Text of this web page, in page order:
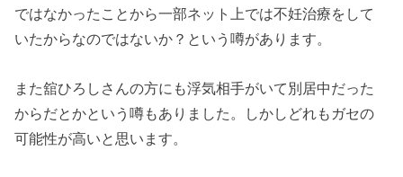
ではなかったことから一部ネット上では不妊治療をして
いたからなのではないか？という噂があります。
また舘ひろしさんの方にも浮気相手がいて別居中だった
からだとかという噂もありました。しかしどれもガセの
可能性が高いと思います。